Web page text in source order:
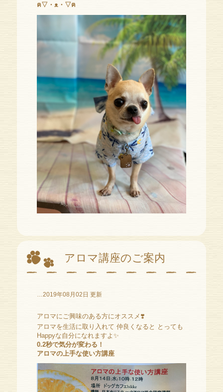
ฅ▽・ᴥ・▽ฅ
アロマ講座のご案内
…2019年08月02日 更新
アロマにご興味のある方にオススメ❣️
アロマを生活に取り入れて 仲良くなると とっても
Happyな自分になれますよ✨
0.2秒で気分が変わる！
アロマの上手な使い方講座